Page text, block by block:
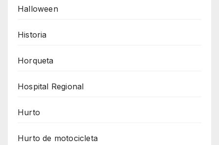
Halloween
Historia
Horqueta
Hospital Regional
Hurto
Hurto de motocicleta